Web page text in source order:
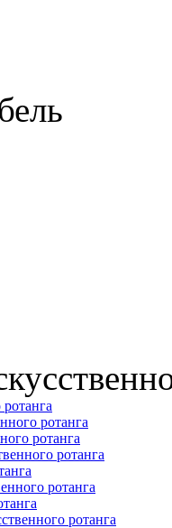
ротанга
ротанга
ротанга
ротанга
ротанга